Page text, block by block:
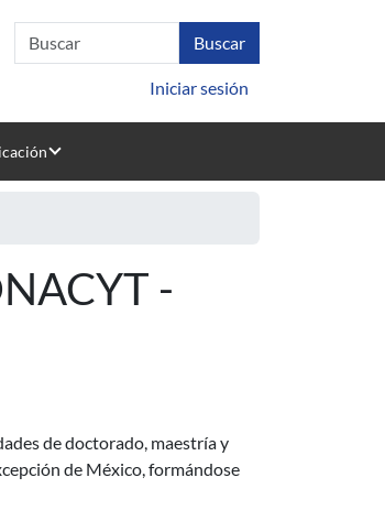
Iniciar sesión
-
de doctorado, maestría y
de México, formándose